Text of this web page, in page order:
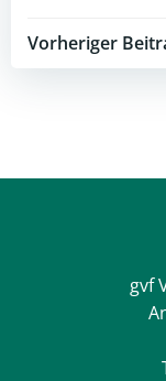
Post
Vorheriger
gvf